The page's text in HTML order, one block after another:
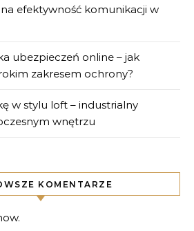
efektywność komunikacji w
ubezpieczeń online – jak
zakresem ochrony?
w stylu loft – industrialny
wnętrzu
KOMENTARZE